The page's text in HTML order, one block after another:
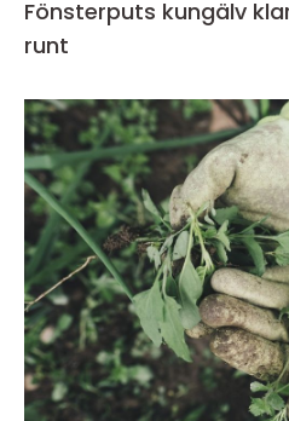
Fönsterputs kungälv klar sikt i vardagen året
runt